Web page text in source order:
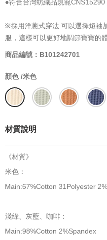
●符合台灣紡織品規範CNS15290
※採用洋蔥式穿法:可以選擇短袖
服，這樣可以更好地調節寶寶的
商品編號：B101242701
顏色 /米色
材質說明
《材質》
米色：
Main:67%Cotton 31Polyester
淺綠、灰藍、咖啡：
Main:98%Cotton 2%Spandex